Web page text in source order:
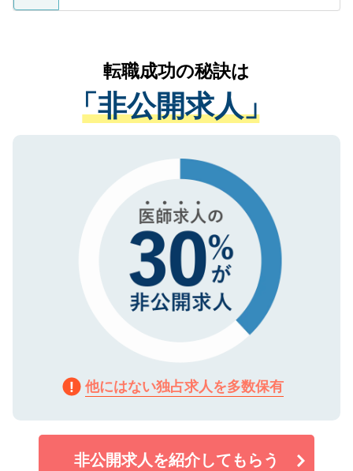
ているすべての個人データはご本人の許可
は、個人情報の取り扱いについての厳密な
管理基準を満たした事業者のみに付与され
る、プライバシーマークを取得済みです。
で、機密保持に関してもご安心ください。
かがいして、現在の医療機関の状況や紹介
経験をまじえながら、適切なアドバイスを
させていただきます。すぐにご転職をされ
ない方には、長期的なサポートが可能です
ので、まずはご登録ください。
転職成功の秘訣は
「非公開求人」
他にはない独占求人を多数保有
非公開求人を紹介してもらう